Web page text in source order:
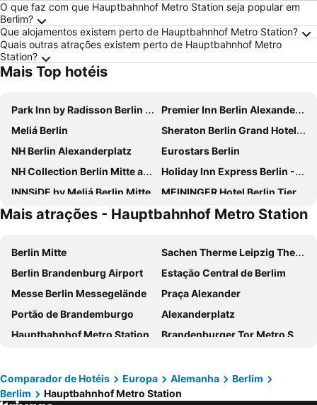
O que faz com que Hauptbahnhof Metro Station seja popular em
Berlim?
Que alojamentos existem perto de Hauptbahnhof Metro Station?
Quais outras atrações existem perto de Hauptbahnhof Metro
Station?
Mais Top hotéis
Park Inn by Radisson Berlin Alexanderplatz
Premier Inn Berlin Alexanderplatz hotel
Meliá Berlin
Sheraton Berlin Grand Hotel Esplanade
NH Berlin Alexanderplatz
Eurostars Berlin
NH Collection Berlin Mitte am Checkpoint Charlie
Holiday Inn Express Berlin - Alexanderplatz By Ihg
INNSiDE by Meliá Berlin Mitte
MEININGER Hotel Berlin Tiergarten
MEININGER Hotel Berlin Hauptbahnhof
H2 Berlin-Alexanderplatz
a&o Berlin Hauptbahnhof
Hotel Riu Plaza Berlin
Pestana Berlin Tiergarten
MEININGER Hotel Berlin East Side Gallery
Garner Hotel Berlin - Gendarmenmarkt By Ihg
Hotel Aldea Berlin Centrum
Garner Hotel Berlin - Wilmersdorf By Ihg
Premier Inn Berlin City Spittelmarkt hotel
MEININGER Hotel Berlin Airport
NH Collection Berlin Mitte Friedrichstrasse
a&o Berlin Mitte
Ocak Aparthotel
Wyndham Garden Berlin Mitte
Scandic Berlin Potsdamer Platz
Mais atrações - Hauptbahnhof Metro Station
Berlin Mitte
Sachen Therme Leipzig Thermal Spa
Berlin Brandenburg Airport
Estação Central de Berlim
Messe Berlin Messegelände
Praça Alexander
Portão de Brandemburgo
Alexanderplatz
Hauptbahnhof Metro Station
Brandenburger Tor Metro Station
Potsdamer Platz
Uber Arena
Chorin Monastery
Zoo Berlim
Comparador de Hotéis Europa Alemanha
Berlim
Berlim
Hauptbahnhof Metro Station